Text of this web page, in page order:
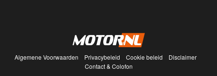
Algemene Voorwaarden Privacybeleid Cookie beleid
Disclaimer
Contact & Colofon